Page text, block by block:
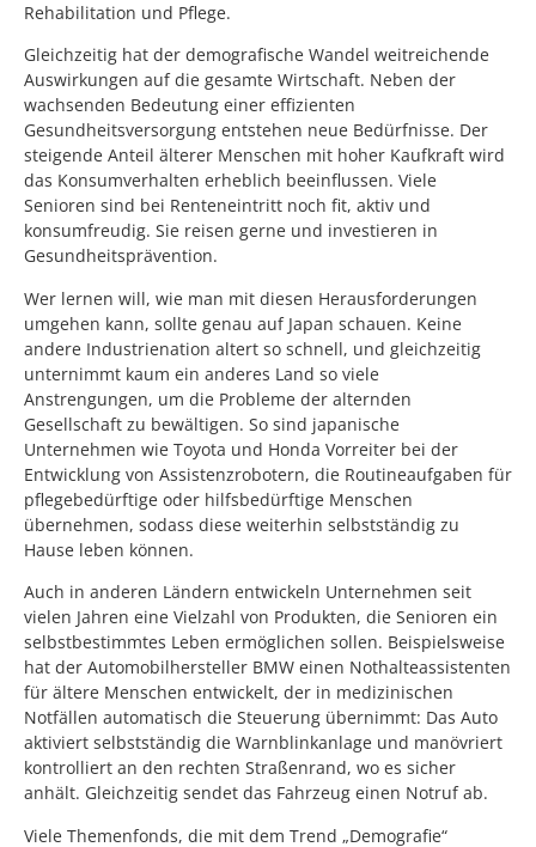
Rehabilitation und Pflege.
Gleichzeitig hat der demografische Wandel weitreichende
Auswirkungen auf die gesamte Wirtschaft. Neben der
wachsenden Bedeutung einer effizienten
Gesundheitsversorgung entstehen neue Bedürfnisse. Der
steigende Anteil älterer Menschen mit hoher Kaufkraft wird
das Konsumverhalten erheblich beeinflussen. Viele
Senioren sind bei Renteneintritt noch fit, aktiv und
konsumfreudig. Sie reisen gerne und investieren in
Gesundheitsprävention.
Wer lernen will, wie man mit diesen Herausforderungen
umgehen kann, sollte genau auf Japan schauen. Keine
andere Industrienation altert so schnell, und gleichzeitig
unternimmt kaum ein anderes Land so viele
Anstrengungen, um die Probleme der alternden
Gesellschaft zu bewältigen. So sind japanische
Unternehmen wie Toyota und Honda Vorreiter bei der
Entwicklung von Assistenzrobotern, die Routineaufgaben für
pflegebedürftige oder hilfsbedürftige Menschen
übernehmen, sodass diese weiterhin selbstständig zu
Hause leben können.
Auch in anderen Ländern entwickeln Unternehmen seit
vielen Jahren eine Vielzahl von Produkten, die Senioren ein
selbstbestimmtes Leben ermöglichen sollen. Beispielsweise
hat der Automobilhersteller BMW einen Nothalteassistenten
für ältere Menschen entwickelt, der in medizinischen
Notfällen automatisch die Steuerung übernimmt: Das Auto
aktiviert selbstständig die Warnblinkanlage und manövriert
kontrolliert an den rechten Straßenrand, wo es sicher
anhält. Gleichzeitig sendet das Fahrzeug einen Notruf ab.
Viele Themenfonds, die mit dem Trend „Demografie“